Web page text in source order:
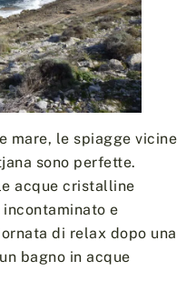
mare, le spiagge vicine
sono perfette.
acque cristalline
e
di relax dopo una
bagno in acque